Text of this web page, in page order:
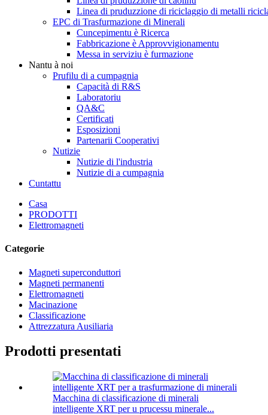
Linea di pruduzzione di riciclaggio di metalli
EPC di Trasfurmazione di Minerali
Cuncepimentu è Ricerca
Fabbricazione è Approvvigionamentu
Messa in serviziu è furmazione
Nantu à noi
Prufilu di a cumpagnia
Capacità di R&S
Laboratoriu
QA&C
Certificati
Esposizioni
Partenarii Cooperativi
Nutizie
Nutizie di l'industria
Nutizie di a cumpagnia
Cuntattu
Casa
PRODOTTI
Elettromagneti
Categorie
Magneti superconduttori
Magneti permanenti
Elettromagneti
Macinazione
Classificazione
Attrezzatura Ausiliaria
Prodotti presentati
Macchina di classificazione di minerali
intelligente XRT per u prucessu minerale...